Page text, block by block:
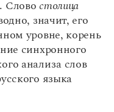
предложения
Слово столица
значит, его
уровне, корень
синхронного
анализа слов
языка